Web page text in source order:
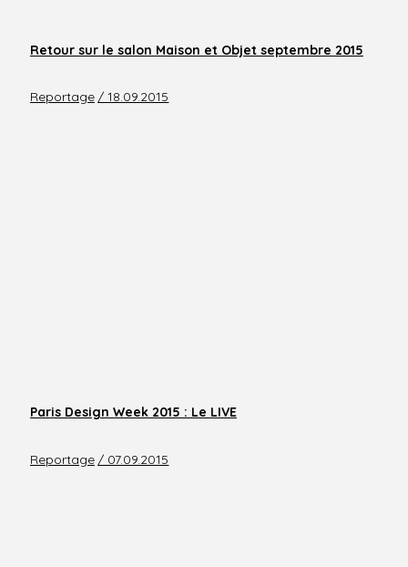
Retour sur le salon Maison et Objet septembre 2015
Reportage / 18.09.2015
Paris Design Week 2015 : Le LIVE
Reportage / 07.09.2015